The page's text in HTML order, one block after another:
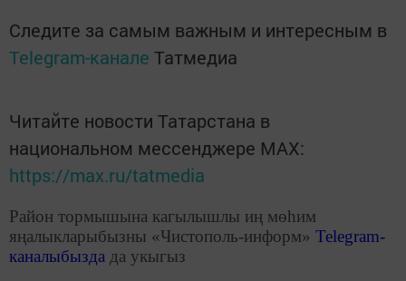
Следите за самым важным и интересным в
Telegram-канале Татмедиа
Читайте новости Татарстана в
национальном мессенджере MАХ:
https://max.ru/tatmedia
Район тормышына кагылышлы иң мөһим
яңалыкларыбызны «Чистополь-информ» Telegram-
каналыбызда да укыгыз